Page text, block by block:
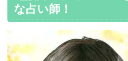
な占い師！